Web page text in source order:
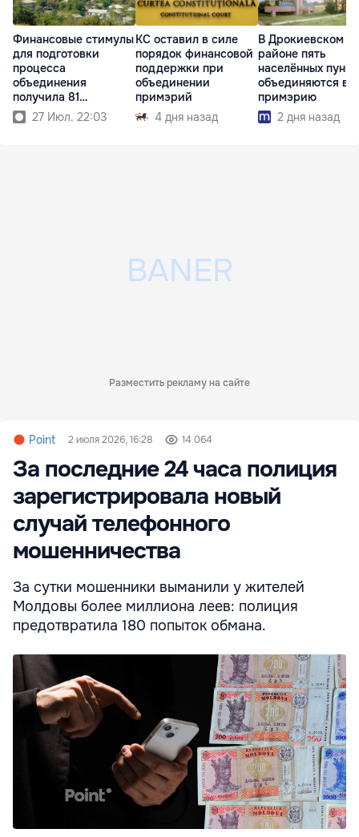
Финансовые стимулы
для подготовки
процесса
объединения
получила 81
примэрия
27 Июл. 22:03
КС оставил в силе
порядок финансовой
поддержки при
объединении
примэрий
4 дня назад
В Дрокиевском
районе пять
населённых
объединяются в
примэрию
2 дня назад
Разместить рекламу на сайте
Point 2 июля 2026, 16:28 14 064
За последние 24 часа полиция
зарегистрировала новый
случай телефонного
мошенничества
За сутки мошенники выманили у жителей
Молдовы более миллиона леев: полиция
предотвратила 180 попыток обмана.